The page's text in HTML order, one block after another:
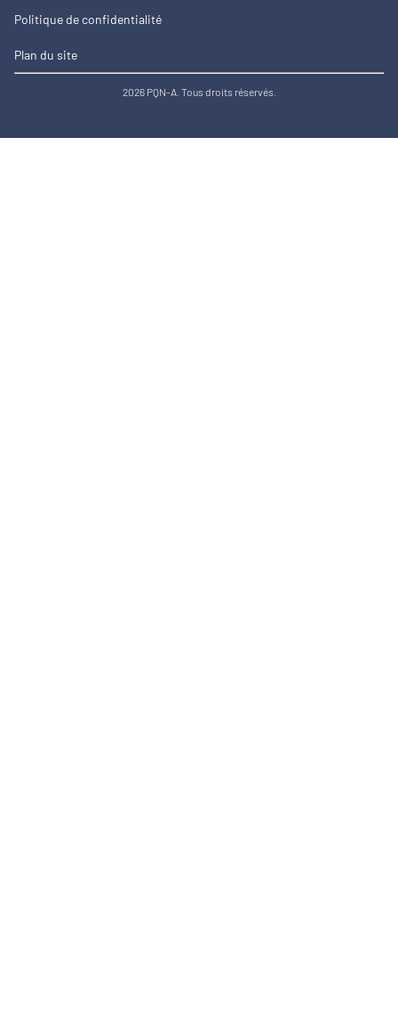
Politique de confidentialité
Plan du site
2026 PQN-A. Tous droits réservés.